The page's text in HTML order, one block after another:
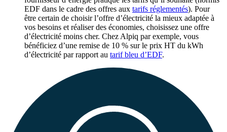
EDF dans le cadre des offres aux tarifs réglementés). Pour
être certain de choisir l’offre d’électricité la mieux adaptée à
vos besoins et réaliser des économies, choisissez une offre
d’électricité moins cher. Chez Alpiq par exemple, vous
bénéficiez d’une remise de 10 % sur le prix HT du kWh
d’électricité par rapport au tarif bleu d’EDF.